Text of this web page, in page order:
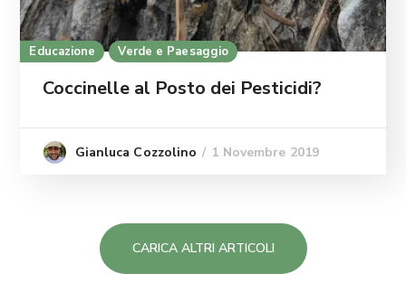
Educazione Verde e Paesaggio
Coccinelle al Posto dei Pesticidi?
Gianluca Cozzolino 1 Novembre 2019
CARICA ALTRI ARTICOLI